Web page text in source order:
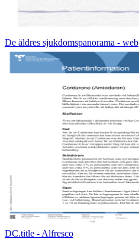
De äldres sjukdomspanorama - web
DC.title - Alfresco